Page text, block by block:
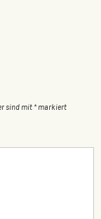
sind mit * markiert